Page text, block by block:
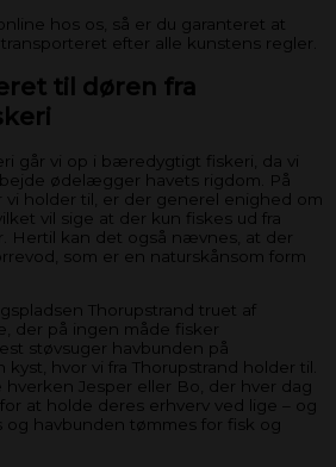
hos os, så er du garanteret at
efter alle kunstens regler.
til døren fra
går vi op i bæredygtigt fiskeri, da vi
ødelægger havets rigdom. På
vi holder til, er der generel enighed om
vil sige at der kun fiskes ud fra
Hertil kan det også nævnes, at der
som er en naturskånsom form
Thorupstrand truet af
der på ingen måde fisker
støvsuger havbunden på
hvor vi fra Thorupstrand holder til.
Jesper eller Bo, der hver dag
at holde deres erhverv ved lige – og
og havbunden tømmes for fisk og